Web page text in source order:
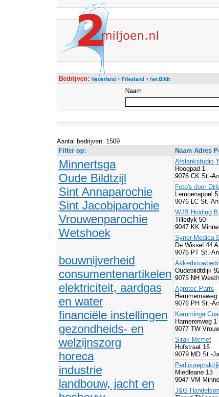
Bedrijven: Nederland› Friesland› het Bildt
Naam
Aantal bedrijven: 1509
Filter op:
Naam Adres
Minnertsga
Oude Bildtzijl
Sint Annaparochie
Sint Jacobiparochie
Vrouwenparochie
Wetshoek
bouwnijverheid
consumentenartikelen
elektriciteit, aardgas
en water
financiële instellingen
gezondheids- en
welzijnszorg
horeca
industrie
landbouw, jacht en
Afslankstudio
Hoogpad 1
9076 CK St.-
Foto's door Dirk
Lemoenappel
9076 LC St.-
WJB Holding
Tilledyk 50
9047 KK
Syner-Medica
De Wissel 44
9076 PT St.-
Oudebildtdijk
9075 NH
Agrotec Parts
9076 PH St.-
Kamminga
Hamerenweg 1
9077 TW
Sirak Memet
Hofstraat 16
9079 MD St.-
Miedleane 13
9047 VM
J&G